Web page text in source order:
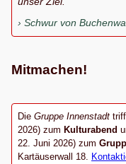
Schwur von
Mitmachen!
Die Gruppe Innenstadt
2026) zum Kulturabend
22. Juni 2026) zum
Kartäuserwall 18.